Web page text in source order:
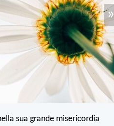
»
sua grande misericordia